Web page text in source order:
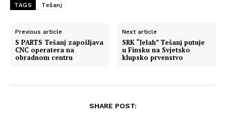
TAGS Tešanj
Previous article
S PARTS Tešanj zapošljava
CNC operatera na
obradnom centru
Next article
SRK “Jelah” Tešanj putuje
u Finsku na Svjetsko
klupsko prvenstvo
SHARE POST: